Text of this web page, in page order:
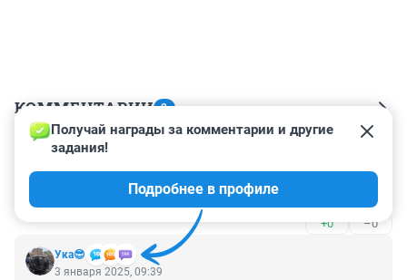
КОММЕНТАРИИ 2
Гость
Как 130 и дефицит ? :))) может все же не 130 ?
+0 –0
Ука😎
Получай награды за комментарии и другие
задания!
Подробнее в профиле
3 января 2025, 09:39